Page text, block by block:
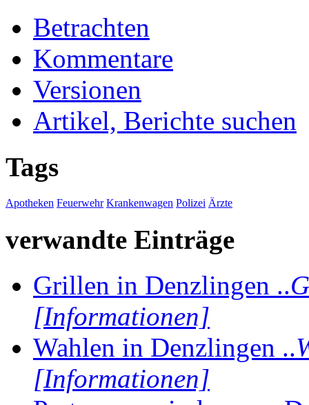
Betrachten
Kommentare
Versionen
Artikel, Berichte suchen
Tags
Apotheken Feuerwehr Krankenwagen Polizei Ärzte
verwandte Einträge
Grillen in Denzlingen ..
[Informationen]
Wahlen in Denzlingen ..
[Informationen]